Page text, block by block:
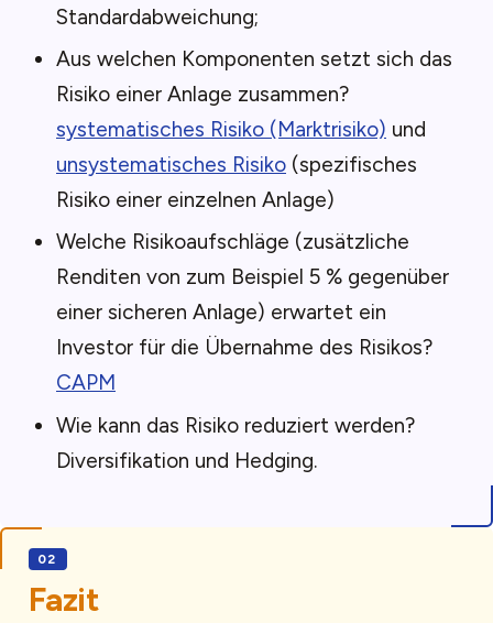
Standardabweichung;
Aus welchen Komponenten setzt sich das
Risiko einer Anlage zusammen?
systematisches Risiko (Marktrisiko) und
unsystematisches Risiko (spezifisches
Risiko einer einzelnen Anlage)
Welche Risikoaufschläge (zusätzliche
Renditen von zum Beispiel 5 % gegenüber
einer sicheren Anlage) erwartet ein
Investor für die Übernahme des Risikos?
CAPM
Wie kann das Risiko reduziert werden?
Diversifikation und Hedging.
Fazit